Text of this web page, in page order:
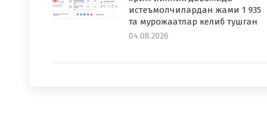
истеъмолчилардан жами 1 935
та мурожаатлар келиб тушган
04.08.2026